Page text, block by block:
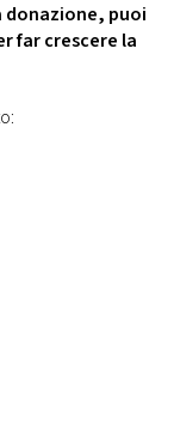
puoi
far crescere la